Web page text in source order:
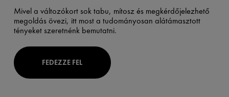
Mivel a változókort sok tabu, mítosz és megkérdőjelezhető
megoldás övezi, itt most a tudományosan alátámasztott
tényeket szeretnénk bemutatni.
FEDEZZE FEL